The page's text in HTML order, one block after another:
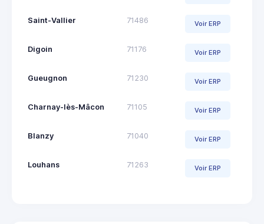
Saint-Vallier 71486 Voir ERP
Digoin 71176 Voir ERP
Gueugnon 71230 Voir ERP
Charnay-lès-Mâcon 71105 Voir ERP
Blanzy 71040 Voir ERP
Louhans 71263 Voir ERP